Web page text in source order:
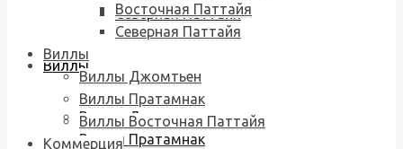
Северная Паттайя
Виллы
Виллы Джомтьен
Виллы Пратамнак
Восточная Паттайя
Северная Паттайя
Виллы
Виллы Джомтьен
Виллы Пратамнак
Виллы Восточная Паттайя
Коммерция